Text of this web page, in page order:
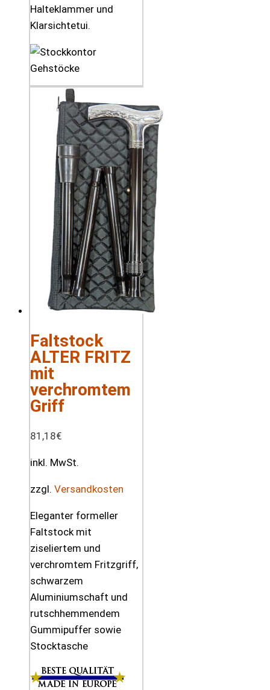
Halteklammer und
Klarsichtetui.
Faltstock
ALTER FRITZ
mit
verchromtem
Griff
81,18€
inkl. MwSt.
zzgl. Versandkosten
Eleganter formeller
Faltstock mit
ziseliertem und
verchromtem Fritzgriff,
schwarzem
Aluminiumschaft und
rutschhemmendem
Gummipuffer sowie
Stocktasche